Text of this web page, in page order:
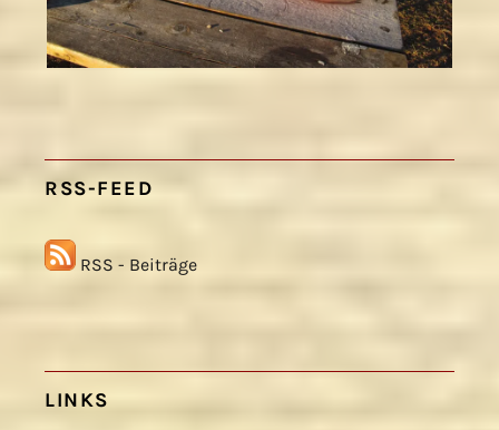
RSS-FEED
RSS - Beiträge
LINKS